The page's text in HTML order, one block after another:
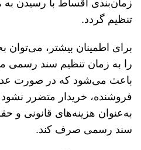
زمان‌بندی اقساط با رسیدن
تنظیم گردد.
برای اطمینان بیشتر، می‌توان
را به زمان تنظیم سند رسمی
باعث می‌شود که در صورت
فروشنده، خریدار متضرر نشود
به‌عنوان هزینه‌های قانونی و
سند رسمی صرف کند.